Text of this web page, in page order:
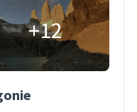
+12